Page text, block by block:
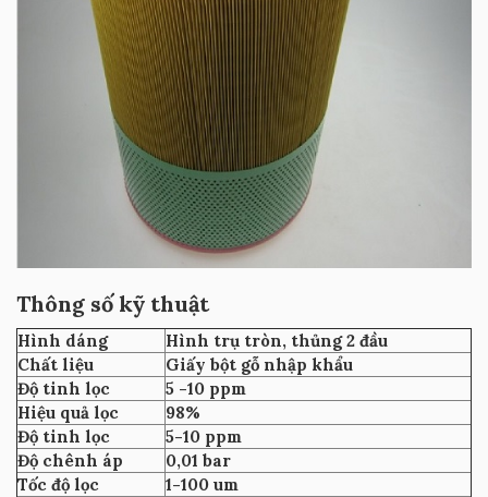
Thông số kỹ thuật
Hình dáng
Hình trụ tròn, thủng 2 đầu
Chất liệu
Giấy bột gỗ nhập khẩu
Độ tinh lọc
5 -10 ppm
Hiệu quả lọc
98%
Độ tinh lọc
5-10 ppm
Độ chênh áp
0,01 bar
Tốc độ lọc
1-100 um